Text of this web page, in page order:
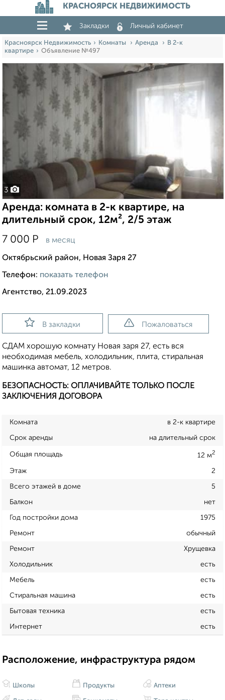
КРАСНОЯРСК НЕДВИЖИМОСТЬ
Закладки Личный кабинет
Красноярск Недвижимость Комнаты Аренда
В 2-к
квартире
Объявление №497
3
Аренда: комната в 2-к квартире, на
длительный срок, 12м², 2/5 этаж
7 000 Р в месяц
Октябрьский район, Новая Заря 27
Телефон: показать телефон
Агентство, 21.09.2023
В закладки Пожаловаться
СДАМ хорошую комнату Новая заря 27, есть вся
необходимая мебель, холодильник, плита, стиральная
машинка автомат, 12 метров.
БЕЗОПАСНОСТЬ: ОПЛАЧИВАЙТЕ ТОЛЬКО ПОСЛЕ
ЗАКЛЮЧЕНИЯ ДОГОВОРА
Комната в 2-к квартире
Срок аренды на длительный срок
Общая площадь 12 м2
Этаж 2
Всего этажей в доме 5
Балкон нет
Год постройки дома 1975
Ремонт обычный
Ремонт Хрущевка
Холодильник есть
Мебель есть
Стиральная машина есть
Бытовая техника есть
Интернет есть
Расположение, инфраструктура рядом
Школы Продукты Аптеки